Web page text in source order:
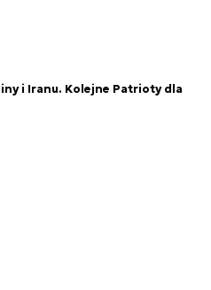
i Iranu. Kolejne Patrioty dla